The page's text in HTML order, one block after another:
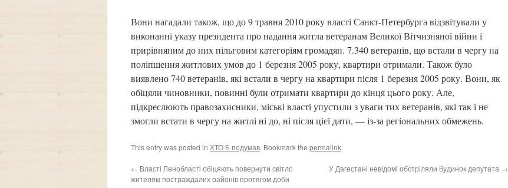
Вони нагадали також, що до 9 травня 2010 року власті Санкт-Петербурга відзвітували у
виконанні указу президента про надання житла ветеранам Великої Вітчизняної війни і
прирівняним до них пільговим категоріям громадян. 7.340 ветеранів, що встали в чергу на
поліпшення житлових умов до 1 березня 2005 року, квартири отримали. Також було
виявлено 740 ветеранів, які встали в чергу на квартири після 1 березня 2005 року. Вони, як
обіцяли чиновники, повинні були отримати квартири до кінця цього року. Але,
підкреслюють правозахисники, міські власті упустили з уваги тих ветеранів, які так і не
змогли встати в чергу на житлі ні до, ні після цієї дати, — із-за регіональних обмежень.
This entry was posted in ХТО Б подумав. Bookmark the permalink.
← Власті Ленобласті обіцяють повернути світло
жителям постраждалих районів протягом доби
У Дагестані невідомі обстріляли будинок депутата →